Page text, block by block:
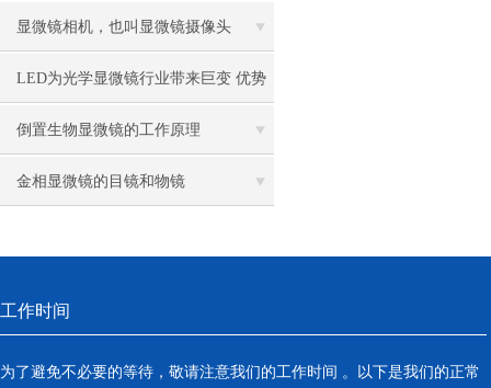
控制中的作用
显微镜相机，也叫显微镜摄像头
LED为光学显微镜行业带来巨变 优势
比传统卤素更明显
倒置生物显微镜的工作原理
金相显微镜的目镜和物镜
工作时间
为了避免不必要的等待，敬请注意我们的工作时间 。以下是我们的正常